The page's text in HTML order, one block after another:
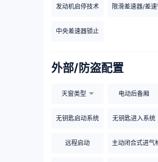
发动机启停技术 限滑差速器/差速
中央差速器锁止
外部/防盗配置
天窗类型 电动后备厢
无钥匙启动系统 无钥匙进入系统
远程启动 主动闭合式进气